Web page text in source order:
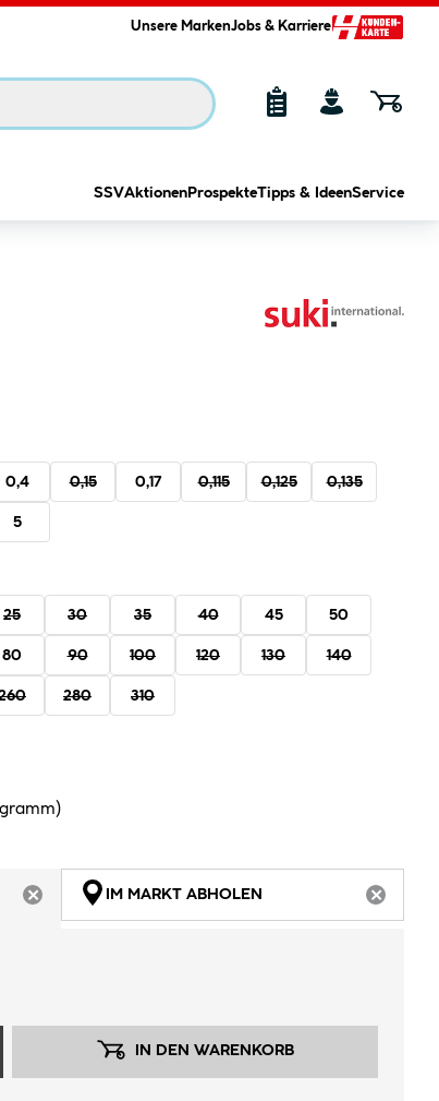
Unsere MarkenJobs & Karriere
SSVAktionen ProspekteTipps & IdeenService
0,4 0,15 0,17 0,115 0,125 0,135
5
25 30 35 40 45 50
80 90 100 120 130 140
280 310
ARTIKEL NICHT VERFÜGBAR
IM MARKT ABHOLEN
IN DEN WARENKORB